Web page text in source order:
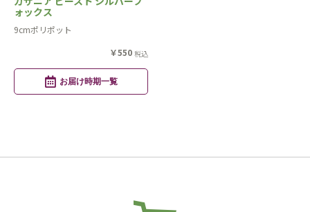
ォックス
9cmポリポット
￥550 税込
お届け時期一覧